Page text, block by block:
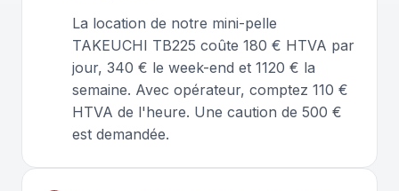
La location de notre mini-pelle
TAKEUCHI TB225 coûte 180 € HTVA par
jour, 340 € le week-end et 1120 € la
semaine. Avec opérateur, comptez 110 €
HTVA de l'heure. Une caution de 500 €
est demandée.